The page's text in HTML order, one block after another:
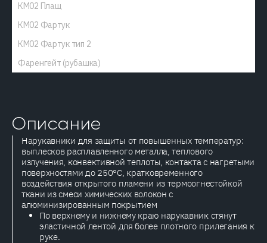
КМ02 Плащ
КМ02 Фартук
КМ02 Фартук тип 2
Фаренгейт (рубашка)
Описание
Нарукавники для защиты от повышенных температур:
выплесков расплавленного металла, теплового
излучения, конвективной теплоты, контакта с нагретыми
поверхностями до 250°С, кратковременного
воздействия открытого пламени из термоогнестойкой
ткани из смеси химических волокон с
алюминизированным покрытием
По верхнему и нижнему краю нарукавник стянут
эластичной лентой для более плотного прилегания к
руке.